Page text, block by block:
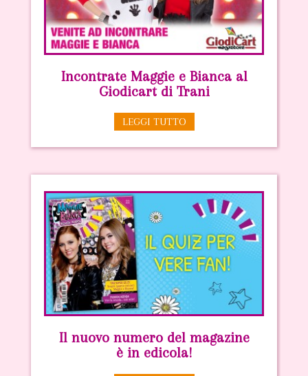
Incontrate Maggie e Bianca al
Giodicart di Trani
LEGGI TUTTO
Il nuovo numero del magazine
è in edicola!